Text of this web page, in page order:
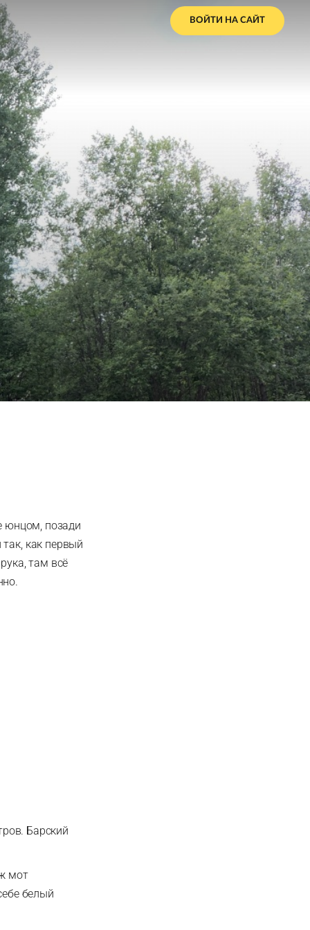
ВОЙТИ НА САЙТ
юнцом, позади
как первый
там всё
Барский
мот
белый